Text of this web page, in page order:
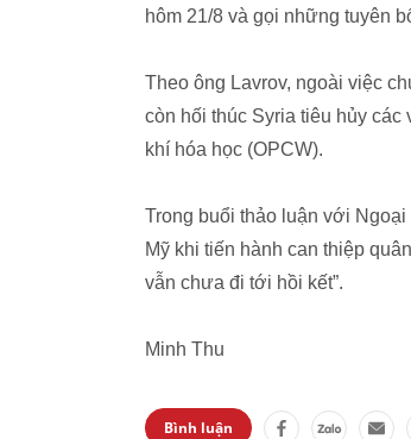
hôm 21/8 và gọi những tuyên
Theo ông Lavrov, ngoài việc
còn hối thúc Syria tiêu hủy các
khí hóa học (OPCW).
Trong buổi thảo luận với
Mỹ khi tiến hành can thiệp
vẫn chưa đi tới hồi kết”.
Minh Thu
Bình luận